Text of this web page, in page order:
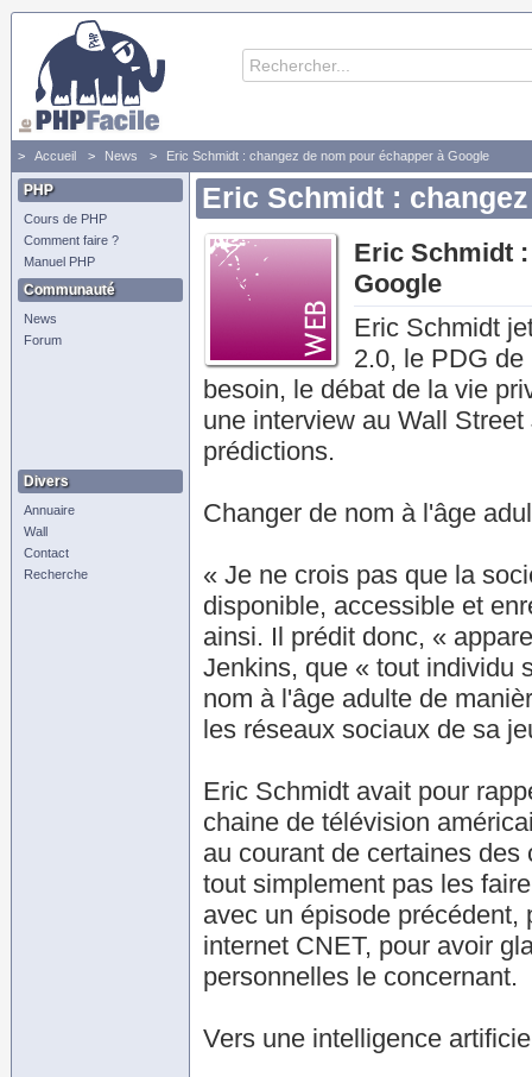
Accueil News Eric Schmidt : changez de nom pour échapper à Google
PHP
Cours de PHP
Comment faire ?
Manuel PHP
Communauté
News
Forum
Divers
Annuaire
Wall
Contact
Recherche
Eric Schmidt :
Eric Schmidt
Google
Eric Schmidt
2.0, le PDG
besoin, le débat de la vie
une interview au Wall
prédictions.
Changer de nom à l'âge
« Je ne crois pas que la
disponible, accessible et
ainsi. Il prédit donc, «
Jenkins, que « tout individu
nom à l'âge adulte de
les réseaux sociaux de sa
Eric Schmidt avait pour
chaine de télévision
au courant de certaines
tout simplement pas les
avec un épisode
internet CNET, pour avoir
personnelles le concernant.
Vers une intelligence